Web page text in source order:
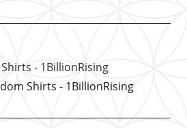
Shirts - 1BillionRising